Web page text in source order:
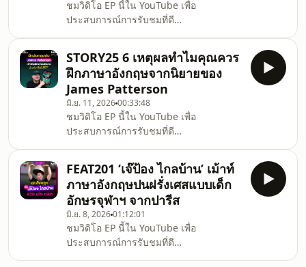
ก่อน.ฟังวิวัฒนาการขึ้นลงของคำว่า ‘gay’
ภาษาลับ Polari แห่งลอนดอน และโค้ดลับ
แซ่บๆ ที่ใช้บอกรสนิยมทางเพศอย่
ชมวิดิโอ EP นี้ใน YouTube เพื่อ
ประสบการณ์การรับชมที่ดี
ยอังกฤษสําเนียง British เรื่องเส้นทางชีวิต
ครูสาวมุสลิมไทยที่เกิดและโตใน
London.คำนี้ดี Featuring เอพิโสดนี้พูดคุย
ภาษาอังกฤษกับ ‘ซีนัท มะหะหมัด‘ หรือ
&#39;ครูซีนัท’ ที่ได้รับการอบรมหลักสูตร
TESOL การสอนภาษาให้นักเรียนที่ไม่ได้พูด
ภาษาอังกฤษเป็นภาษาแม่.ทั้งเก่ง น่ารัก ใจดี
และเสียงเพราะ ครูซีนัทจบปริญญาโทสาย
วิท
STORY25 6 เหตุผลทำไมคุณควร
ฝึกภาษาอังกฤษจากนิยายของ
James Patterson
มิ.ย. 11, 202600:33:48
ชมวิดิโอ EP นี้ใน YouTube เพื่อ
ประสบการณ์การรับชมที่ดี
ฟังภาษาอังกฤษกับ James Patterson เจ้า
พ่อนักเขียนนิยาย สำหรับ Beginner .คำนี้
ดี STORY พาทำความรู้จักกับนักเขียนนิยาย
สืบสวนอาชญากรรมที่ Stephen King เคย
ออกปากว่านักเขียน "ห่วยแตก" (terrible
writer) ที่ขายหนังสือ 425 ล้านเล่มทั่วโลก!
มียอดขายมากกว่า Stephen King, John
Grisham และ Dan Brown รวมกันเสีย
FEAT201 ‘เจ๊ป้อง ไกลบ้าน’ เม้าท์
ภาษาอังกฤษปนฝรั่งเศสแบบเด็ก
อักษรจุฬาฯ จากปารีส
มิ.ย. 8, 202601:12:01
ชมวิดิโอ EP นี้ใน YouTube เพื่อ
ประสบการณ์การรับชมที่ดี